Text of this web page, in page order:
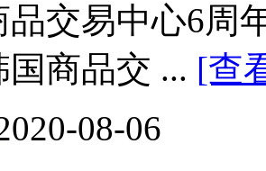
品交易中心6周
商品交 ... [查
08-06